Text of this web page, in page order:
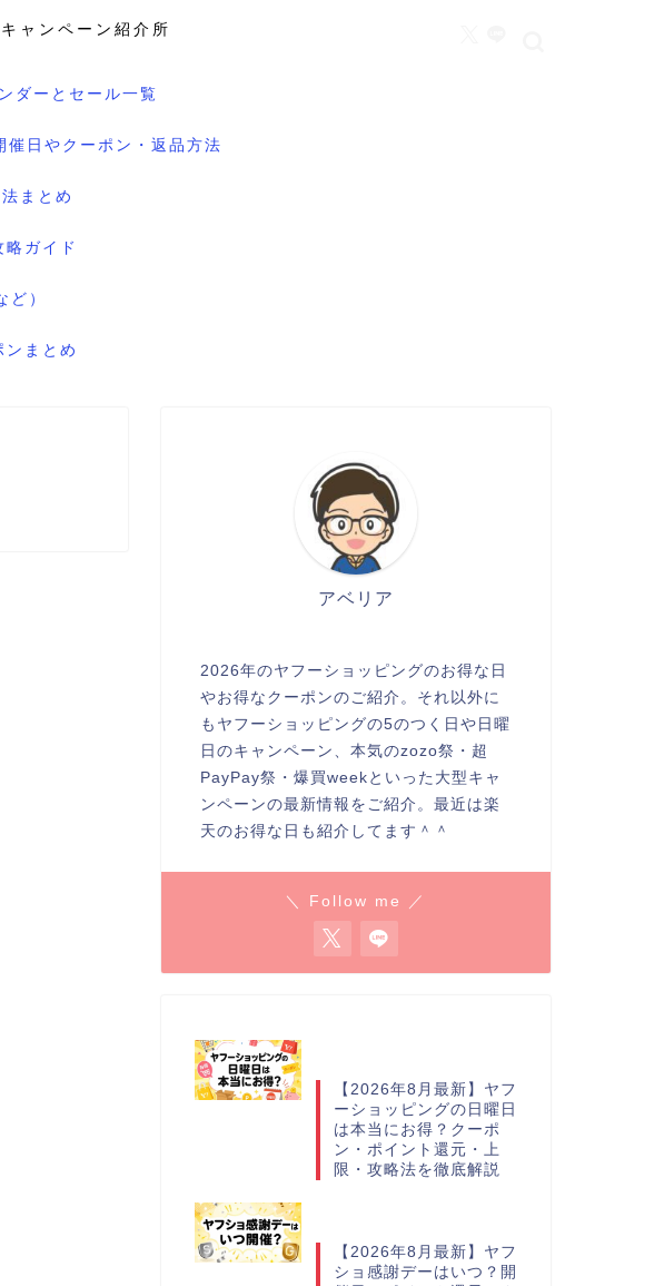
ャンペーン紹介所
ダーとセール一覧
日やクーポン・返品方法
まとめ
ガイド
）
まとめ
アベリア
2026年のヤフーショッピングのお得な日
やお得なクーポンのご紹介。それ以外に
もヤフーショッピングの5のつく日や日曜
日のキャンペーン、本気のzozo祭・超
PayPay祭・爆買weekといった大型キャ
ンペーンの最新情報をご紹介。最近は楽
天のお得な日も紹介してます＾＾
＼ Follow me ／
【2026年8月最新】ヤフ
ーショッピングの日曜日
は本当にお得？クーポ
ン・ポイント還元・上
限・攻略法を徹底解説
【2026年8月最新】ヤフ
ショ感謝デーはいつ？開